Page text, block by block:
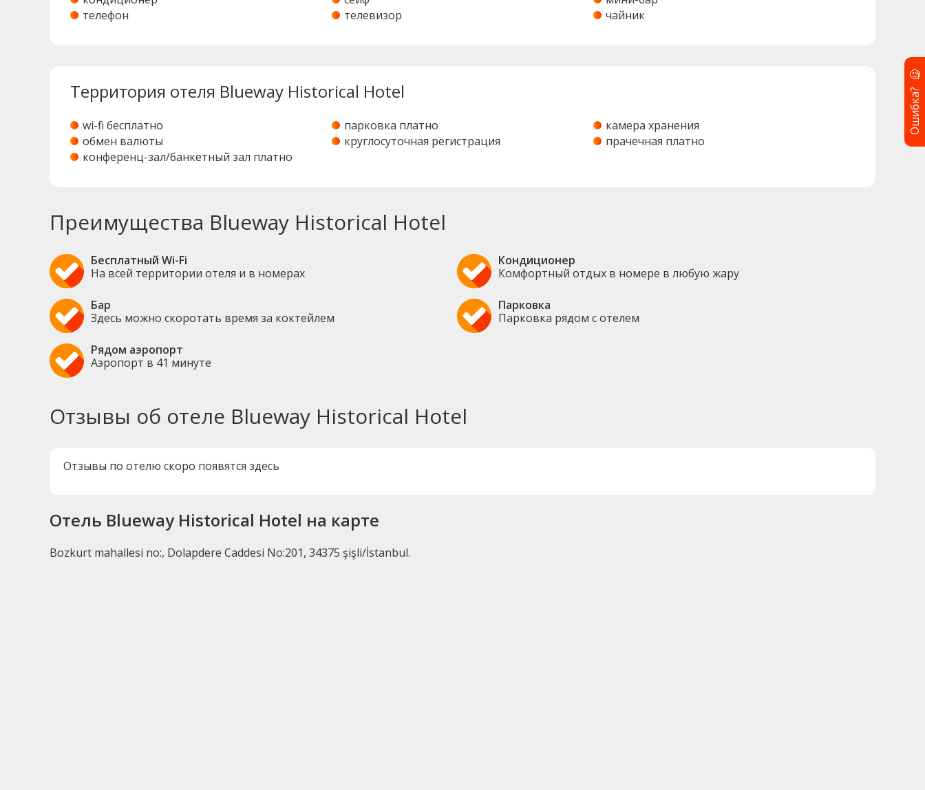
телефон
телевизор чайник
Территория отеля Blueway Historical Hotel
wi-fi бесплатно парковка платно
камера хранения
обмен валюты
круглосуточная регистрация
прачечная платно
конференц-зал/банкетный зал платно
Преимущества Blueway Historical Hotel
Бесплатный Wi-Fi
На всей территории отеля и в номерах
Кондиционер
Комфортный отдых в номере в любую жару
Бар
Здесь можно скоротать время за коктейлем
Парковка
Парковка рядом с отелем
Рядом аэропорт
Аэропорт в 41 минуте
Отзывы об отеле Blueway Historical Hotel
Отзывы по отелю скоро появятся здесь
Отель Blueway Historical Hotel на карте
Bozkurt mahallesi no:, Dolapdere Caddesi No:201, 34375 şişli/İstanbul.
Ошибка?
🧐